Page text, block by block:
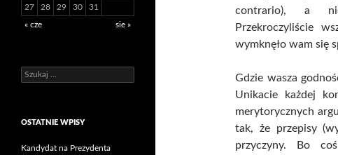
contrario), a
Przekroczyliście
wymknęło wam się
Gdzie wasza
Unikacie każdej
merytorycznych
tak, że przepisy
przyczyny. Bo
27 28 29 30 31
« cze sie »
Szukaj:
OSTATNIE WPISY
Kandydat na Prezydenta